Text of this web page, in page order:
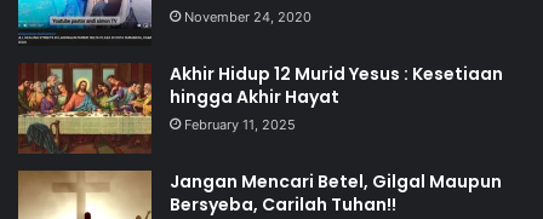
November 24, 2020
Akhir Hidup 12 Murid Yesus : Kesetiaan
hingga Akhir Hayat
February 11, 2025
Jangan Mencari Betel, Gilgal Maupun
Bersyeba, Carilah Tuhan!!